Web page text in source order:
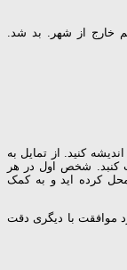
خارج از شهر. بد شد.
کنید. از تمایل به
کنبد. شخص اول در هر
کرده اید و به کمک
موافقت با دیگری دقت